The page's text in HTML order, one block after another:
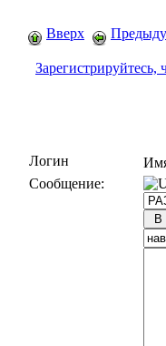
Вверх
Логин
Сообщение: